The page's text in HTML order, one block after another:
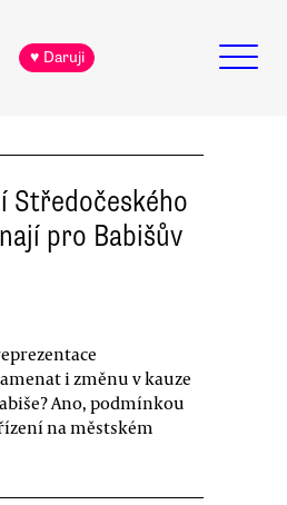
♥ Daruji
Středočeského
pro Babišův
i změnu v kauze
Ano, podmínkou
na městském